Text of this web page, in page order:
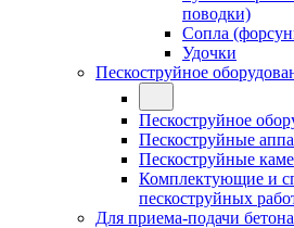
поводки)
Сопла
Удочки
Пескоструйное
Пескоструйное
Пескоструйные
Пескоструйные
Комплектующие и
пескоструйных
Для приема-подачи бетона